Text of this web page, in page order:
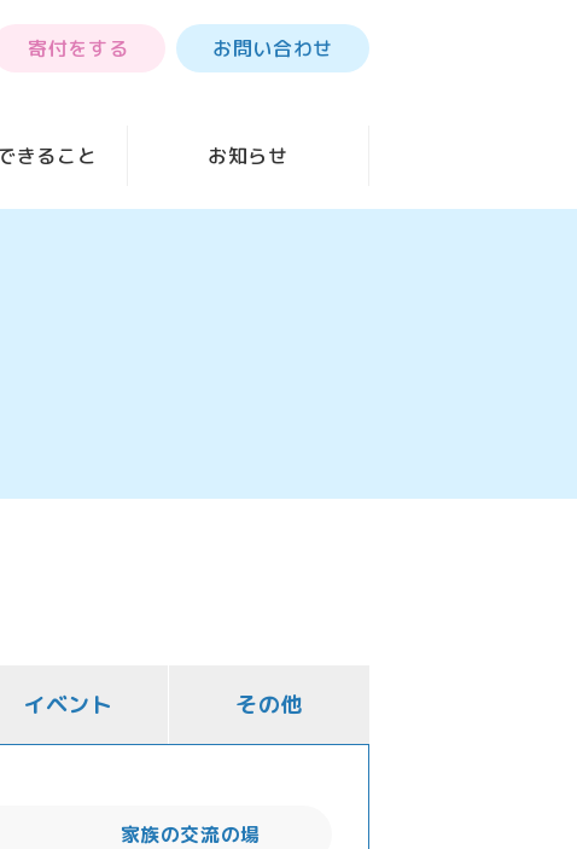
寄付をする お問い合わせ
きること お知らせ
イベント その他
家族の交流の場